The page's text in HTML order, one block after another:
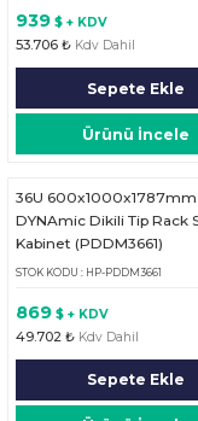
939 $ + KDV
53.706 ₺ Kdv Dahil
Sepete Ekle
Ürünü İncele
36U
DYNAmic Dikili Tip Rack
Kabinet (PDDM3661)
STOK KODU : HP-PDDM3661
869 $ + KDV
49.702 ₺ Kdv Dahil
Sepete Ekle